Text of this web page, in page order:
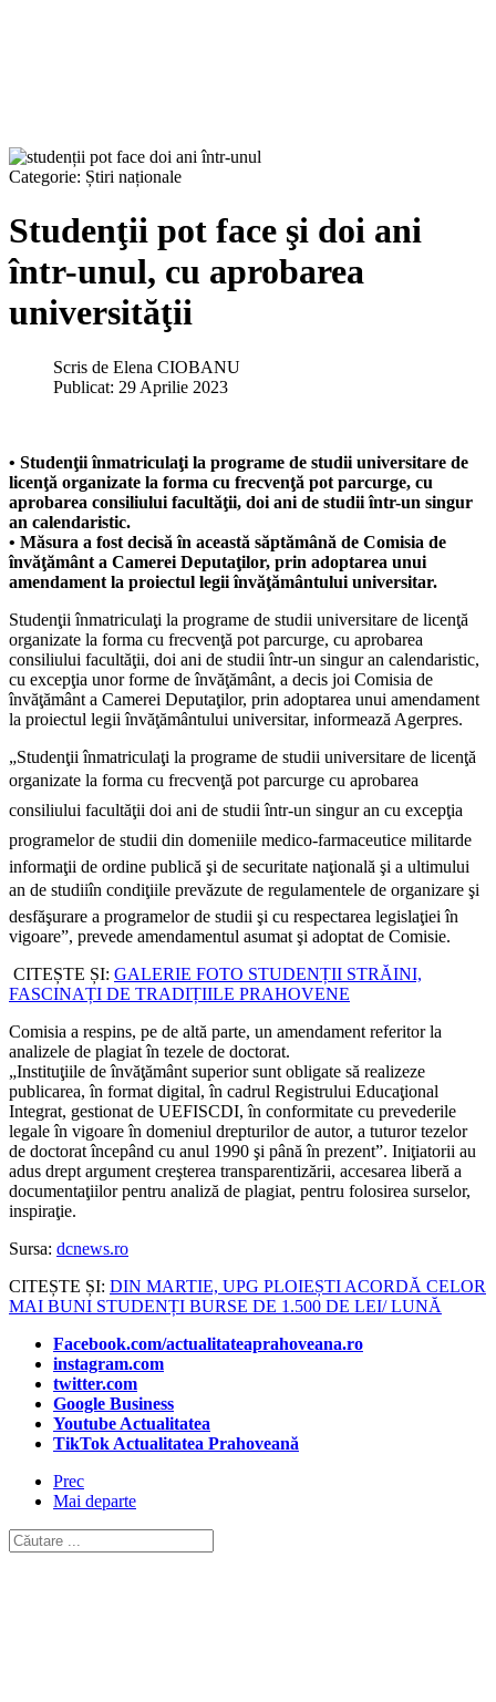
Categorie: Știri naționale
Studenţii pot face şi doi ani
într-unul, cu aprobarea
universităţii
Scris de Elena CIOBANU
Publicat: 29 Aprilie 2023
• Studenţii înmatriculaţi la programe de studii universitare de
licenţă organizate la forma cu frecvenţă pot parcurge, cu
aprobarea consiliului facultăţii, doi ani de studii într-un singur
an calendaristic.
• Măsura a fost decisă în această săptămână de Comisia de
învăţământ a Camerei Deputaţilor, prin adoptarea unui
amendament la proiectul legii învăţământului universitar.
Studenţii înmatriculaţi la programe de studii universitare de licenţă
organizate la forma cu frecvenţă pot parcurge, cu aprobarea
consiliului facultăţii, doi ani de studii într-un singur an calendaristic,
cu excepţia unor forme de învăţământ, a decis joi Comisia de
învăţământ a Camerei Deputaţilor, prin adoptarea unui amendament
la proiectul legii învăţământului universitar, informează Agerpres.
„Studenţii înmatriculaţi la programe de studii universitare de licenţă
organizate la forma cu frecvenţă pot parcurge cu aprobarea
consiliului facultăţii doi ani de studii într-un singur an cu excepţia
programelor de studii din domeniile medico-farmaceutice militarde
informaţii de ordine publică şi de securitate naţională şi a ultimului
an de studiiîn condiţiile prevăzute de regulamentele de organizare şi
desfăşurare a programelor de studii şi cu respectarea legislaţiei în
vigoare”, prevede amendamentul asumat şi adoptat de Comisie.
CITEȘTE ȘI: GALERIE FOTO STUDENȚII STRĂINI,
FASCINAȚI DE TRADIȚIILE PRAHOVENE
Comisia a respins, pe de altă parte, un amendament referitor la
analizele de plagiat în tezele de doctorat.
„Instituţiile de învăţământ superior sunt obligate să realizeze
publicarea, în format digital, în cadrul Registrului Educaţional
Integrat, gestionat de UEFISCDI, în conformitate cu prevederile
legale în vigoare în domeniul drepturilor de autor, a tuturor tezelor
de doctorat începând cu anul 1990 şi până în prezent”. Iniţiatorii au
adus drept argument creşterea transparentizării, accesarea liberă a
documentaţiilor pentru analiză de plagiat, pentru folosirea surselor,
inspiraţie.
Sursa: dcnews.ro
CITEȘTE ȘI: DIN MARTIE, UPG PLOIEȘTI ACORDĂ CELOR
MAI BUNI STUDENȚI BURSE DE 1.500 DE LEI/ LUNĂ
Facebook.com/actualitateaprahoveana.ro
instagram.com
twitter.com
Google Business
Youtube Actualitatea
TikTok Actualitatea Prahoveană
Prec
Mai departe